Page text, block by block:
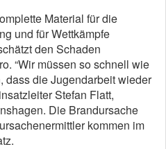
Material für die
und für Wettkämpfe
den Schaden
“Wir müssen so schnell wie
dass die Jugendarbeit wieder
Stefan Flatt,
Die Brandursache
kommen im